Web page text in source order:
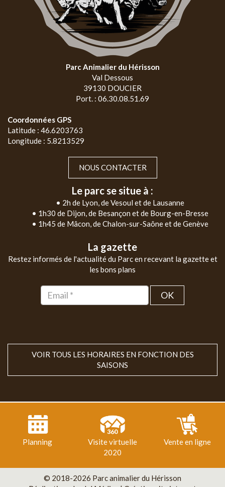
Parc Animalier du Hérisson
Val Dessous
39130 DOUCIER
Port. : 06.30.08.51.69
Coordonnées GPS
Latitude : 46.6203763
Longitude : 5.8213529
NOUS CONTACTER
Le parc se situe à :
• 2h de Lyon, de Vesoul et de Lausanne
• 1h30 de Dijon, de Besançon et de Bourg-en-Bresse
• 1h45 de Mâcon, de Chalon-sur-Saône et de Genève
La gazette
Restez informés de l'actualité du Parc en recevant la gazette et
les bons plans
OK
VOIR TOUS LES HORAIRES EN FONCTION DES
SAISONS
Planning
Visite virtuelle
2020
Vente en ligne
© 2018-2026 Parc animalier du Hérisson